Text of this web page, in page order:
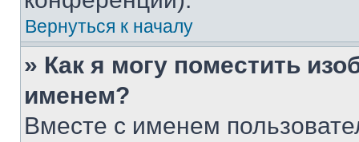
Вернуться к началу
» Как я могу поместить
именем?
Вместе с именем